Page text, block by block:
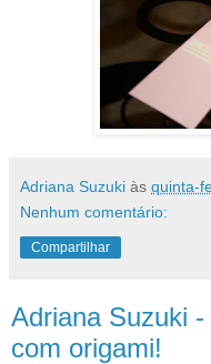
Adriana Suzuki às quinta-
Nenhum comentário:
Compartilhar
Adriana Suzuki
com origami!